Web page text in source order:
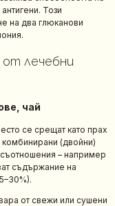
Този
на два глюканови
лечебни
чай
се срещат като прах
комбинирани (двойни)
съотношения – например
съдържание на
от свежи или сушени